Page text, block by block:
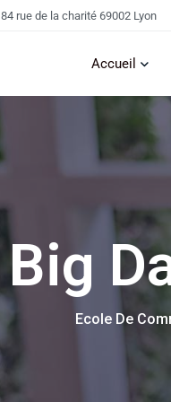
84 rue de la charité 69002 Lyon
Accueil
Big
Ecole De